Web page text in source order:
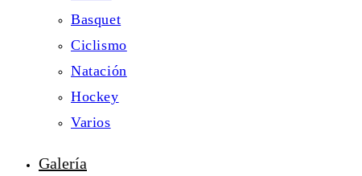
Basquet
Ciclismo
Natación
Hockey
Varios
Galería